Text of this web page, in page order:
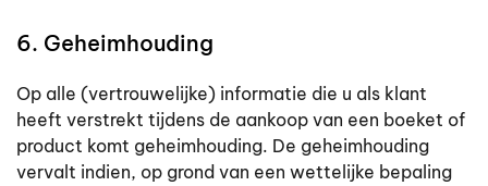
6. Geheimhouding
Op alle (vertrouwelijke) informatie die u als klant
heeft verstrekt tijdens de aankoop van een boeket of
product komt geheimhouding. De geheimhouding
vervalt indien, op grond van een wettelijke bepaling